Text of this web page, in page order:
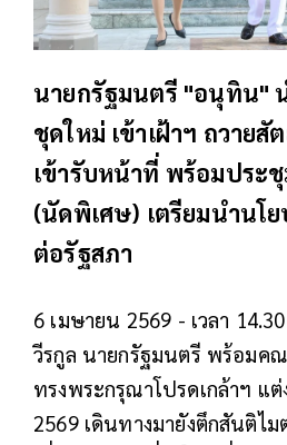
นายกรัฐมนตรี "อนุทิน"
ชุดใหม่ เข้าเฝ้าฯ ถวาย
เข้ารับหน้าที่ พร้อมประ
(นัดพิเศษ) เตรียมนำนโ
ต่อรัฐสภา
6 เมษายน 2569 - เวลา
วีรกูล นายกรัฐมนตรี พร้อมค
ทรงพระกรุณาโปรดเกล้าฯ แ
2569 เดินทางมายังตึกสันติไ